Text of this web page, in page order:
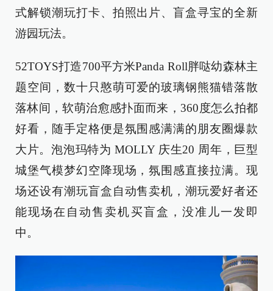
式解锁潮玩打卡、拍照出片、盲盒寻宝的全新
游园玩法。
52TOYS打造700平方米Panda Roll胖哒幼森林主
题空间，数十只憨萌可爱的玻璃钢熊猫错落散
落林间，软萌治愈感扑面而来，360度怎么拍都
好看，随手定格便是氛围感满满的朋友圈爆款
大片。泡泡玛特为 MOLLY 庆生20 周年，巨型
城堡气模梦幻空降现场，氛围感直接拉满。现
场还设有潮玩盲盒自动售卖机，潮玩爱好者还
能现场在自动售卖机买盲盒，没准儿一发即
中。